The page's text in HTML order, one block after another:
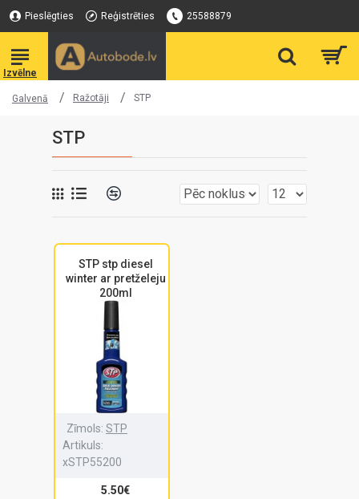
Pieslēgties Reģistrēties 25588879
Galvenā Ražotāji STP
STP
STP stp diesel
winter ar pretželeju
200ml
Zīmols: STP
Artikuls:
xSTP55200
5.50€